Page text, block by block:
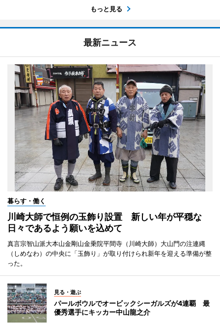
もっと見る
最新ニュース
暮らす・働く
川崎大師で恒例の玉飾り設置 新しい年が平穏な
日々であるよう願いを込めて
真言宗智山派大本山金剛山金乗院平間寺（川崎大師）大山門の注連縄
（しめなわ）の中央に「玉飾り」が取り付けられ新年を迎える準備が整
った。
見る・遊ぶ
パールボウルでオービックシーガルズが4連覇 最
優秀選手にキッカー中山龍之介